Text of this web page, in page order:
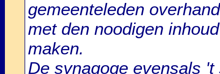
gemeenteleden
met den noodigen
maken.
De synagoge evensals